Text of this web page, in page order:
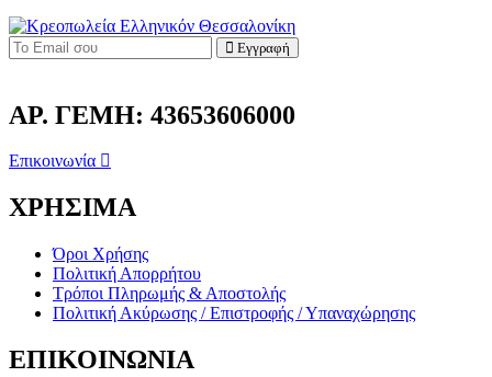
Εγγραφή
ΑΡ. ΓΕΜΗ: 43653606000
Επικοινωνία
ΧΡΗΣΙΜΑ
Όροι Χρήσης
Πολιτική Απορρήτου
Τρόποι Πληρωμής & Αποστολής
Πολιτική Ακύρωσης / Επιστροφής / Υπαναχώρησης
ΕΠΙΚΟΙΝΩΝΙΑ